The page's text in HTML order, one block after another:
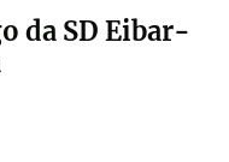
da SD Eibar-